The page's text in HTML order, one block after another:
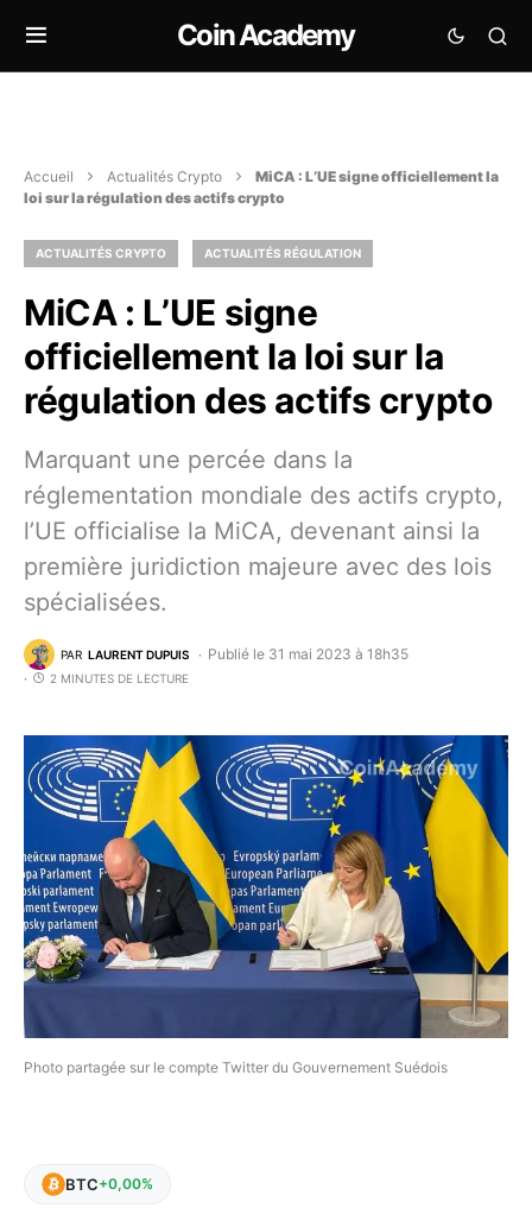
Coin Academy
Accueil Actualités Crypto
MiCA : L’UE signe officiellement la
loi sur la régulation des actifs crypto
ACTUALITÉS CRYPTO ACTUALITÉS RÉGULATION
MiCA : L’UE signe
officiellement la loi sur la
régulation des actifs crypto
Marquant une percée dans la
réglementation mondiale des actifs crypto,
l’UE officialise la MiCA, devenant ainsi la
première juridiction majeure avec des lois
spécialisées.
PAR LAURENT DUPUIS Publié le 31 mai 2023 à 18h35
2 MINUTES DE LECTURE
Photo partagée sur le compte Twitter du Gouvernement Suédois
BTC+0,00%